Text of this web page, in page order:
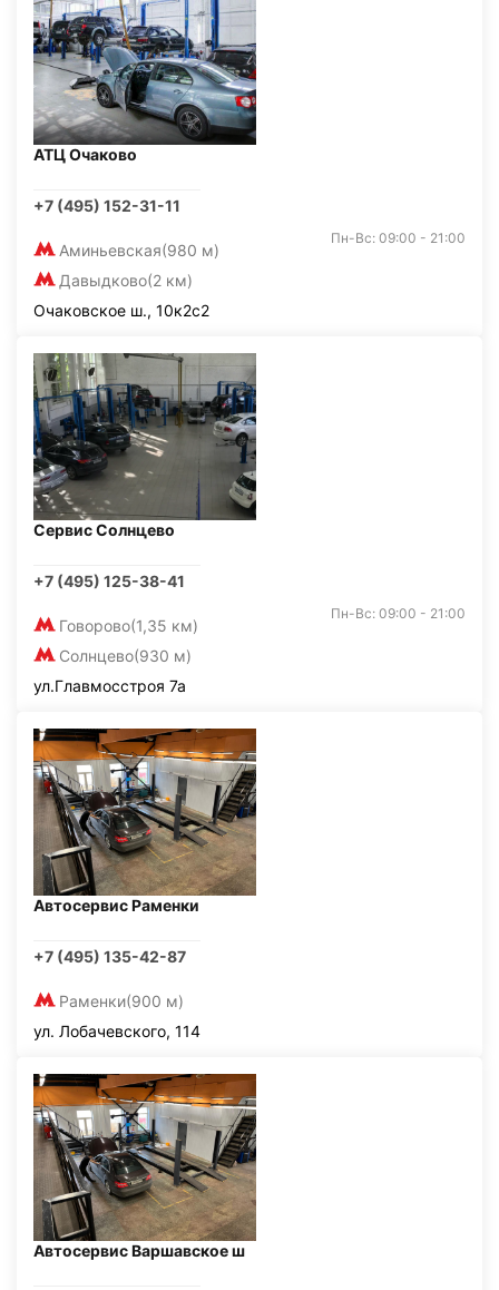
АТЦ Очаково
+7 (495) 152-31-11
Аминьевская(980 м)
Давыдково(2 км)
Пн-Вс: 09:00 - 21:00
Очаковское ш., 10к2с2
Сервис Солнцево
+7 (495) 125-38-41
Говорово(1,35 км)
Солнцево(930 м)
Пн-Вс: 09:00 - 21:00
ул.Главмосстроя 7а
Автосервис Раменки
+7 (495) 135-42-87
Раменки(900 м)
ул. Лобачевского, 114
Автосервис Варшавское ш